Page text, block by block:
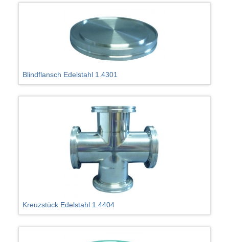
Blindflansch Edelstahl 1.4301
Kreuzstück Edelstahl 1.4404